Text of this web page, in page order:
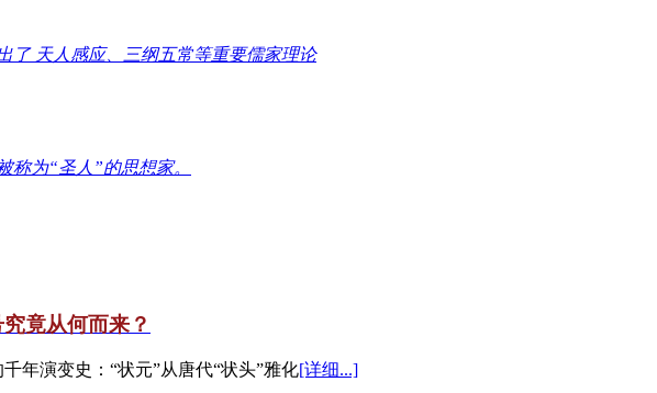
了 天人感应、三纲五常等重要儒家理论
称为“圣人”的思想家。
竟从何而来？
年演变史：“状元”从唐代“状头”雅化[详细...]